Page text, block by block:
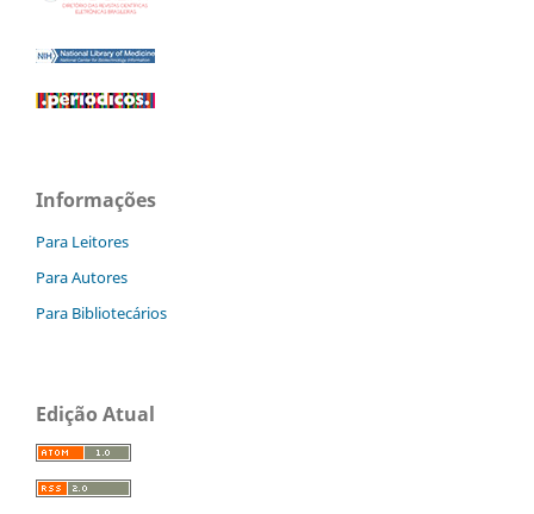
Informações
Para Leitores
Para Autores
Para Bibliotecários
Edição Atual